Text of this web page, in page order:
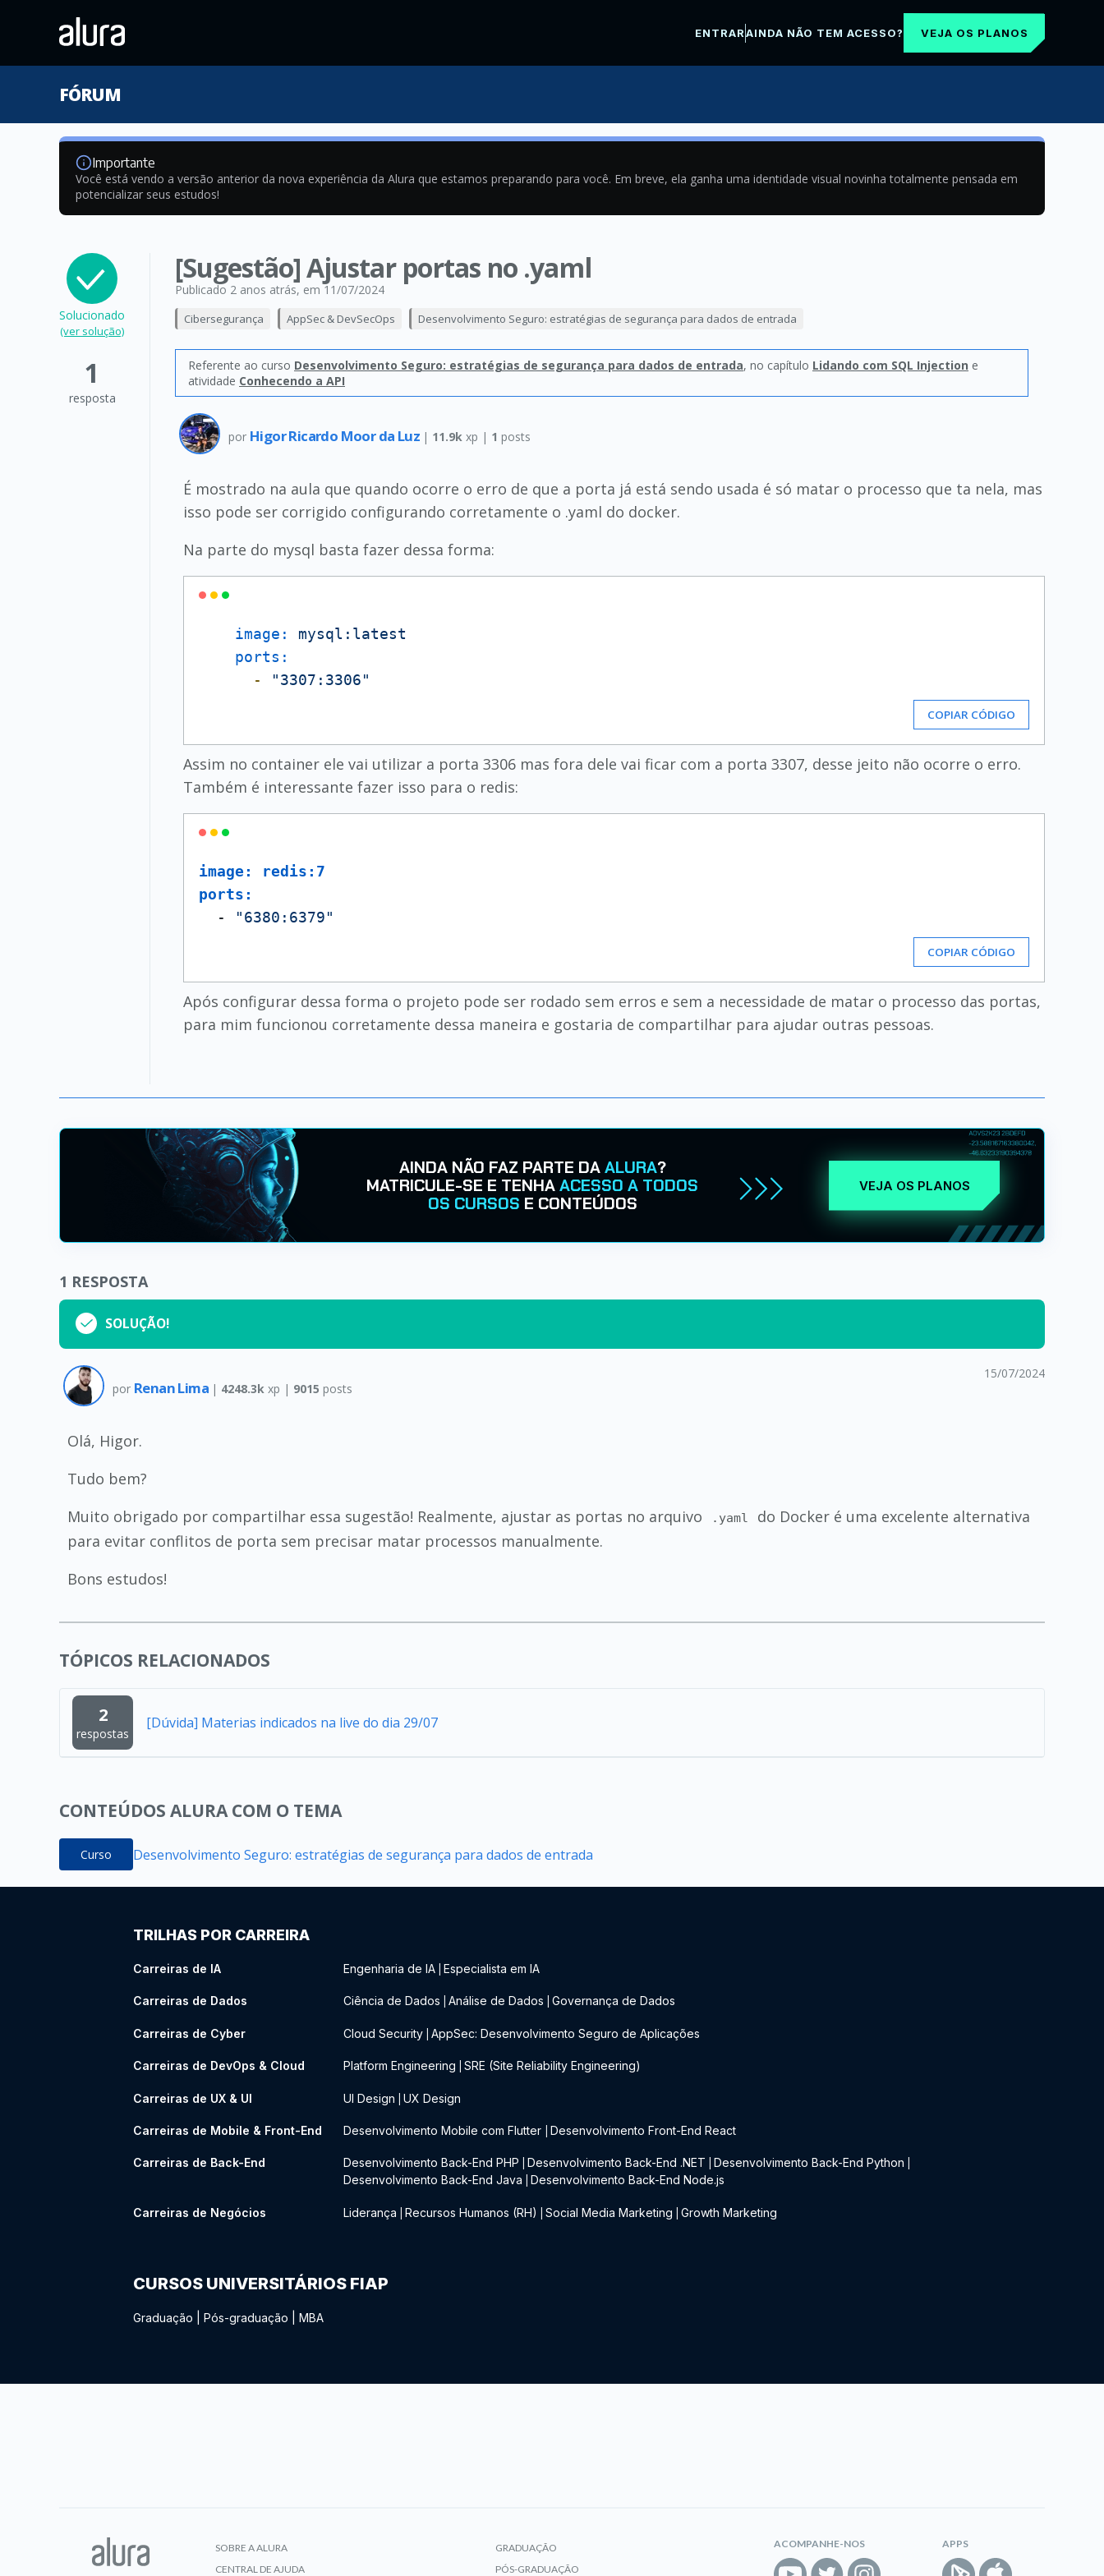
ENTRARAINDA NÃO TEM ACESSO? VEJA OS PLANOS
FÓRUM
Importante
Você está vendo a versão anterior da nova experiência da Alura que estamos preparando para você. Em breve, ela ganha uma identidade visual novinha totalmente pensada em
potencializar seus estudos!
Solucionado
(ver solução)
1
resposta
[Sugestão] Ajustar portas no .yaml
Publicado 2 anos atrás, em 11/07/2024
Cibersegurança AppSec & DevSecOps Desenvolvimento Seguro: estratégias de segurança para dados de entrada
Referente ao curso Desenvolvimento Seguro: estratégias de segurança para dados de entrada, no capítulo Lidando com SQL Injection e
atividade Conhecendo a API
por Higor Ricardo Moor da Luz | 11.9k xp | 1 posts
É mostrado na aula que quando ocorre o erro de que a porta já está sendo usada é só matar o processo que ta nela, mas
isso pode ser corrigido configurando corretamente o .yaml do docker.
Na parte do mysql basta fazer dessa forma:
image:
mysql:latest
ports:
-
"3307:3306"
COPIAR CÓDIGO
Assim no container ele vai utilizar a porta 3306 mas fora dele vai ficar com a porta 3307, desse jeito não ocorre o erro.
Também é interessante fazer isso para o redis:
image: redis:7
ports:
  -
"6380:6379"
COPIAR CÓDIGO
Após configurar dessa forma o projeto pode ser rodado sem erros e sem a necessidade de matar o processo das portas,
para mim funcionou corretamente dessa maneira e gostaria de compartilhar para ajudar outras pessoas.
AINDA NÃO FAZ PARTE DAALURA?
MATRICULE-SE E TENHAACESSO A TODOS
OS CURSOS E CONTEÚDOS
VEJA OS PLANOS
1 RESPOSTA
SOLUÇÃO!
por Renan Lima | 4248.3k xp | 9015 posts
15/07/2024
Olá, Higor.
Tudo bem?
Muito obrigado por compartilhar essa sugestão! Realmente, ajustar as portas no arquivo
.yaml
do Docker é uma excelente alternativa
para evitar conflitos de porta sem precisar matar processos manualmente.
Bons estudos!
TÓPICOS RELACIONADOS
2
respostas
[Dúvida] Materias indicados na live do dia 29/07
CONTEÚDOS ALURA COM O TEMA
Curso Desenvolvimento Seguro: estratégias de segurança para dados de entrada
TRILHAS POR CARREIRA
Carreiras de IA Engenharia de IA Especialista em IA
Carreiras de Dados Ciência de Dados Análise de Dados Governança de Dados
Carreiras de Cyber Cloud Security AppSec: Desenvolvimento Seguro de Aplicações
Carreiras de DevOps & Cloud Platform Engineering SRE (Site Reliability Engineering)
Carreiras de UX & UI UI Design UX Design
Carreiras de Mobile & Front-End Desenvolvimento Mobile com Flutter Desenvolvimento Front-End React
Carreiras de Back-End Desenvolvimento Back-End PHP Desenvolvimento Back-End .NET Desenvolvimento Back-End Python
Desenvolvimento Back-End Java Desenvolvimento Back-End Node.js
Carreiras de Negócios Liderança Recursos Humanos (RH) Social Media Marketing Growth Marketing
CURSOS UNIVERSITÁRIOS FIAP
Graduação Pós-graduação MBA
SOBRE A ALURA
CENTRAL DE AJUDA
GRADUAÇÃO
PÓS-GRADUAÇÃO
ACOMPANHE-NOS APPS